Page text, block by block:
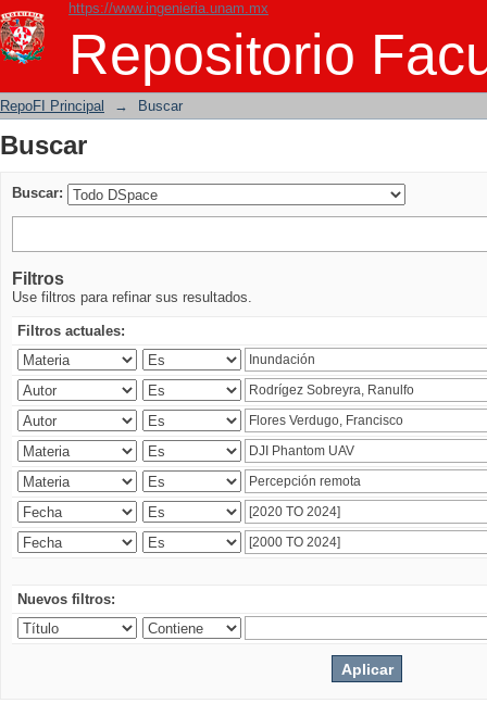
https://www.ingenieria.unam.mx
Repositorio
Buscar
RepoFI Principal → Buscar
Buscar
Buscar:
Filtros
Use filtros para refinar sus resultados.
Filtros actuales:
Nuevos filtros: